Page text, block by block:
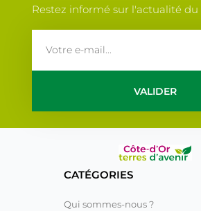
Restez informé sur l'actualité
VALIDER
CATÉGORIES
Qui sommes-nous ?